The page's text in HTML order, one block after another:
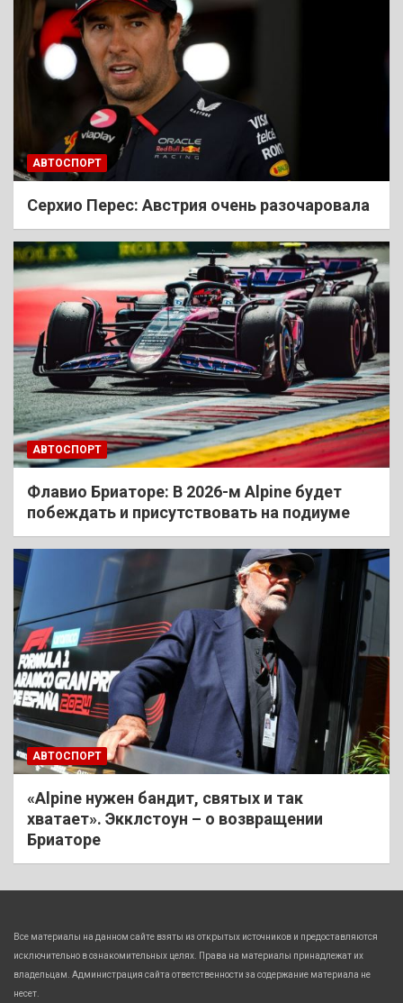
АВТОСПОРТ
Cерхио Перес: Австрия очень разочаровала
АВТОСПОРТ
Флавио Бриаторе: В 2026-м Alpine будет
побеждать и присутствовать на подиуме
АВТОСПОРТ
«Alpine нужен бандит, святых и так
хватает». Экклстоун – о возвращении
Бриаторе
Все материалы на данном сайте взяты из открытых источников и предоставляются
исключительно в ознакомительных целях. Права на материалы принадлежат их
владельцам. Администрация сайта ответственности за содержание материала не
несет.